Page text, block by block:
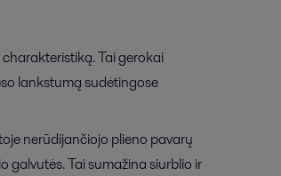
Tai gerokai
lankstumą sudėtingose
nerūdijančiojo plieno pavarų
galvutės. Tai sumažina siurblio ir